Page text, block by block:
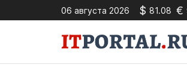
06 августа 2026 $ 81.08 €